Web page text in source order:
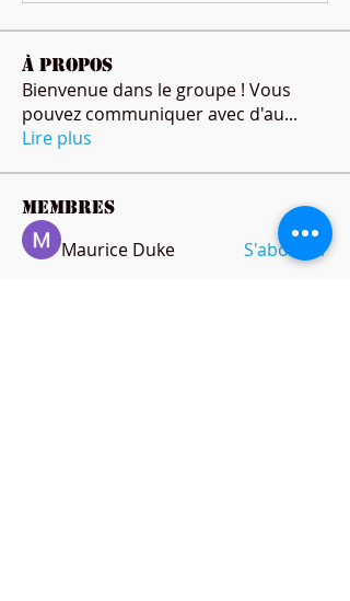
À propos
Bienvenue dans le groupe ! Vous
pouvez communiquer avec d'au...
Lire plus
membres
Maurice Duke S'abonner